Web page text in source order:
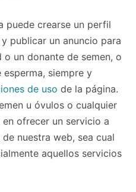
puede crearse un perfil
publicar un anuncio para
un donante de semen, o
siempre y
de uso de la página.
u óvulos o cualquier
ofrecer un servicio a
nuestra web, sea cual
aquellos servicios